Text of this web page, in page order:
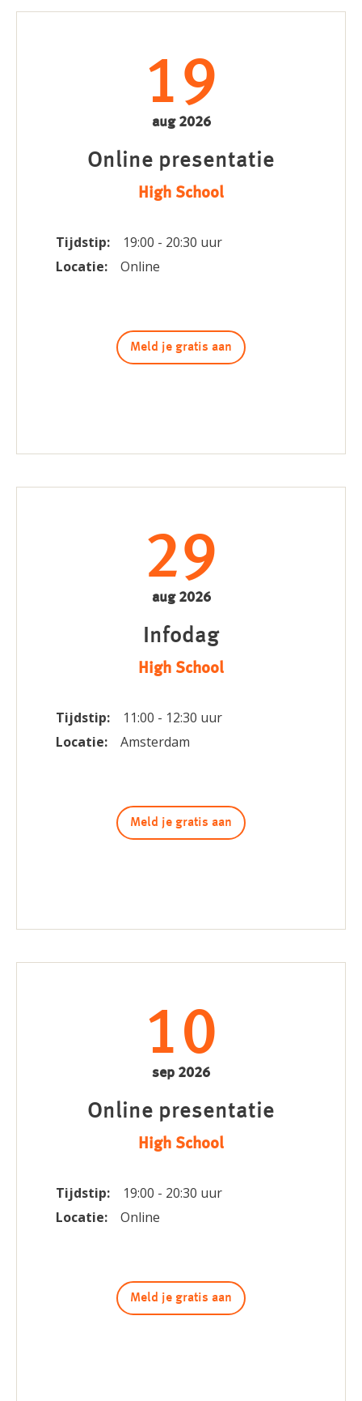
19
aug 2026
Online presentatie
High School
Tijdstip:
19:00 - 20:30 uur
Locatie:
Online
Meld je gratis aan
29
aug 2026
Infodag
High School
Tijdstip:
11:00 - 12:30 uur
Locatie:
Amsterdam
Meld je gratis aan
10
sep 2026
Online presentatie
High School
Tijdstip:
19:00 - 20:30 uur
Locatie:
Online
Meld je gratis aan